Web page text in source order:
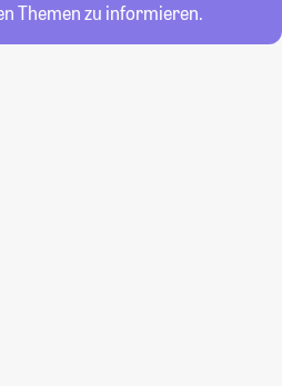
Themen zu informieren.